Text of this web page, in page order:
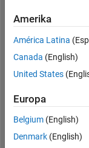
2020
Followers:
0
Amerika
América Latina
Canada (English)
United States
Europa
Belgium (English)
Denmark (English)